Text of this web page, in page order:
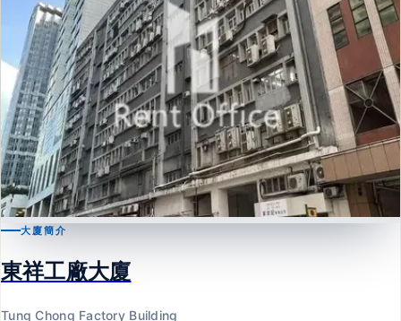
東祥工廠大廈
Tung Chong Factory Building
大廈簡介
東祥工廠大廈
Tung Chong Factory Building